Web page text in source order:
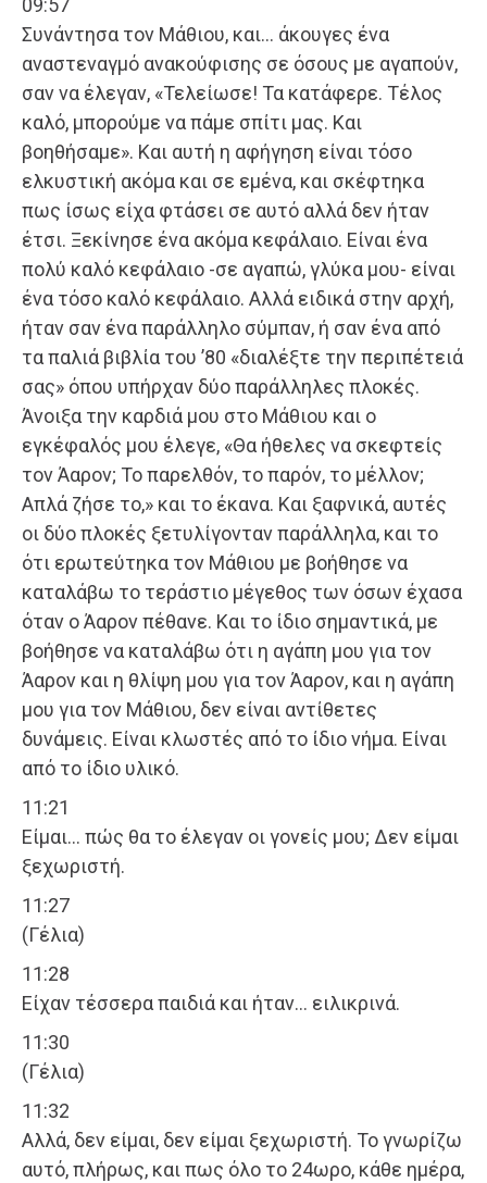
09:57
Συνάντησα τον Μάθιου, και… άκουγες ένα
αναστεναγμό ανακούφισης σε όσους με αγαπούν,
σαν να έλεγαν, «Τελείωσε! Τα κατάφερε. Τέλος
καλό, μπορούμε να πάμε σπίτι μας. Και
βοηθήσαμε». Και αυτή η αφήγηση είναι τόσο
ελκυστική ακόμα και σε εμένα, και σκέφτηκα
πως ίσως είχα φτάσει σε αυτό αλλά δεν ήταν
έτσι. Ξεκίνησε ένα ακόμα κεφάλαιο. Είναι ένα
πολύ καλό κεφάλαιο -σε αγαπώ, γλύκα μου- είναι
ένα τόσο καλό κεφάλαιο. Αλλά ειδικά στην αρχή,
ήταν σαν ένα παράλληλο σύμπαν, ή σαν ένα από
τα παλιά βιβλία του ’80 «διαλέξτε την περιπέτειά
σας» όπου υπήρχαν δύο παράλληλες πλοκές.
Άνοιξα την καρδιά μου στο Μάθιου και ο
εγκέφαλός μου έλεγε, «Θα ήθελες να σκεφτείς
τον Άαρον; Το παρελθόν, το παρόν, το μέλλον;
Απλά ζήσε το,» και το έκανα. Και ξαφνικά, αυτές
οι δύο πλοκές ξετυλίγονταν παράλληλα, και το
ότι ερωτεύτηκα τον Μάθιου με βοήθησε να
καταλάβω το τεράστιο μέγεθος των όσων έχασα
όταν ο Άαρον πέθανε. Και το ίδιο σημαντικά, με
βοήθησε να καταλάβω ότι η αγάπη μου για τον
Άαρον και η θλίψη μου για τον Άαρον, και η αγάπη
μου για τον Μάθιου, δεν είναι αντίθετες
δυνάμεις. Είναι κλωστές από το ίδιο νήμα. Είναι
από το ίδιο υλικό.
11:21
Είμαι… πώς θα το έλεγαν οι γονείς μου; Δεν είμαι
ξεχωριστή.
11:27
(Γέλια)
11:28
Είχαν τέσσερα παιδιά και ήταν… ειλικρινά.
11:30
(Γέλια)
11:32
Αλλά, δεν είμαι, δεν είμαι ξεχωριστή. Το γνωρίζω
αυτό, πλήρως, και πως όλο το 24ωρο, κάθε ημέρα,